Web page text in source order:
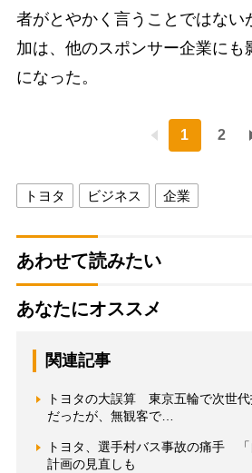
者がとやかく言うことではない
加は、他のスポンサー企業にも
になった。
1 2
トヨタ ビジネス 企業
あわせて読みたい
あなたにオススメ
関連記事
トヨタの大誤算 東京五輪で次世
だったが、無観客で…
トヨタ、選手村バス事故の痛手
計画の見直しも